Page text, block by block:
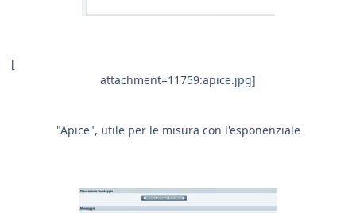
[
attachment=11759:apice.jpg]
"Apice", utile per le misura con l'esponenziale